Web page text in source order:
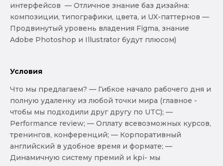
интерфейсов — Отличное знание баз дизайна:
композиции, типографики, цвета, и UX-паттернов —
Продвинутый уровень владения Figma, знание
Adobe Photoshop и Illustrator будут плюсом)
Условия
Что мы предлагаем? — Гибкое начало рабочего дня и
полную удаленку из любой точки мира (главное -
чтобы мы подходили друг другу по UTC); —
Performance review; — Оплату всевозможных курсов,
тренингов, конференций; — Корпоративный
английский в удобное время и формате; —
Динамичную систему премий и kpi- мы